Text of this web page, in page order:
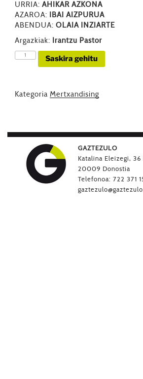
URRIA: AHIKAR AZKONA
AZAROA:
IBAI AIZPURUA
ABENDUA: OLAIA INZIARTE
Argazkiak: Irantzu Pastor
EGUTEGIASaskira gehitu
Kategoria Mertxandising
GAZTEZULO
Katalina Eleizegi, 36
20009 Donostia
Telefonoa: 722 371